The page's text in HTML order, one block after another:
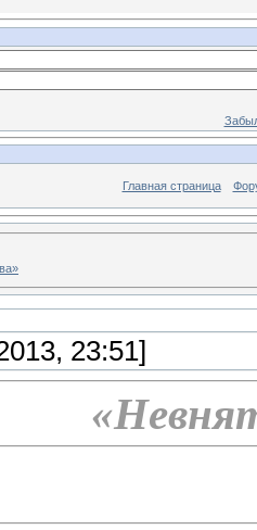
Главная страница
23:51]